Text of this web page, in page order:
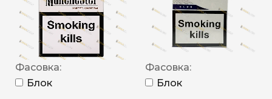
Фасовка:
Блок
Фасовка:
Блок